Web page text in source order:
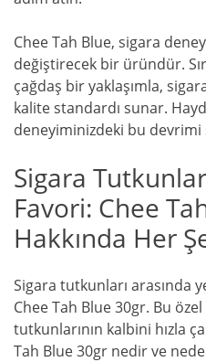
Chee Tah Blue, sigara
değiştirecek bir üründür.
çağdaş bir yaklaşımla,
kalite standardı sunar.
deneyiminizdeki bu devrimi
Sigara
Favori: Chee
Hakkında Her
Sigara tutkunları arasında
Chee Tah Blue 30gr. Bu
tutkunlarının kalbini hızla
Tah Blue 30gr nedir ve